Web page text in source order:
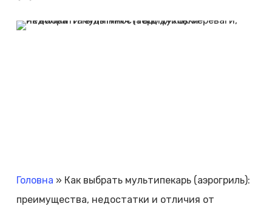
Головна » Как выбрать мультипекарь (аэрогриль):
преимущества, недостатки и отличия от